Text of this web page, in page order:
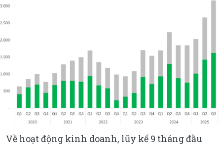
Về hoạt động kinh doanh, lũy kế 9 tháng đầu